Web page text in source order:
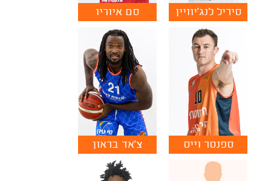
סיריל לנג'יוויין סם איוריו
ספנסר וייס צ'אד בראון